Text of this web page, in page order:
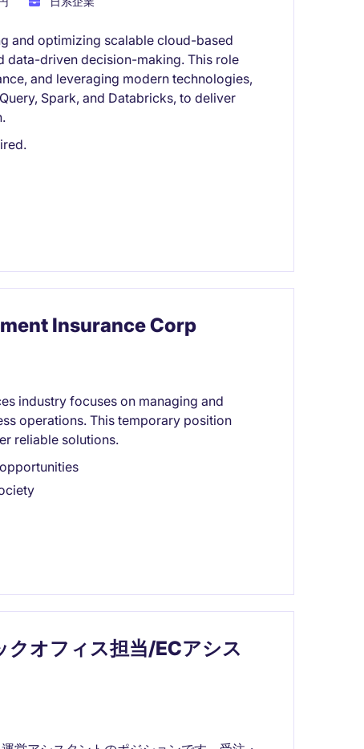
and optimizing scalable cloud-based
data-driven decision-making. This role
and leveraging modern technologies,
Spark, and Databricks, to deliver
Insurance Corp
industry focuses on managing and
operations. This temporary position
reliable solutions.
クオフィス担当/ECアシス